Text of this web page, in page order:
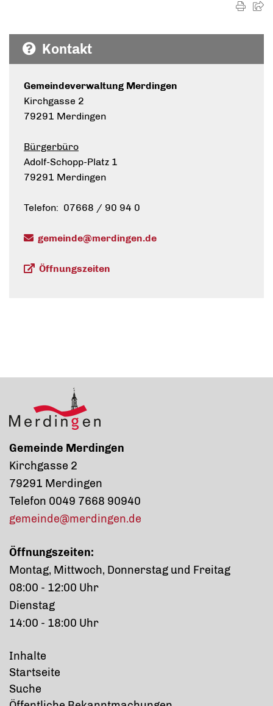
Kontakt
Gemeindeverwaltung Merdingen
Kirchgasse 2
79291 Merdingen
Bürgerbüro
Adolf-Schopp-Platz 1
79291 Merdingen
Telefon: 07668 / 90 94 0
gemeinde@merdingen.de
Öffnungszeiten
Gemeinde Merdingen
Kirchgasse 2
79291 Merdingen
Telefon 0049 7668 90940
gemeinde@merdingen.de
Öffnungszeiten:
Montag, Mittwoch, Donnerstag und Freitag
08:00 - 12:00 Uhr
Dienstag
14:00 - 18:00 Uhr
Inhalte
Startseite
Suche